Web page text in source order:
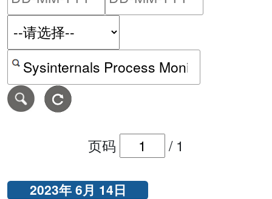
按关键字或 CVE ID 搜寻保安警报
页码 / 1
2023年 6月 14日